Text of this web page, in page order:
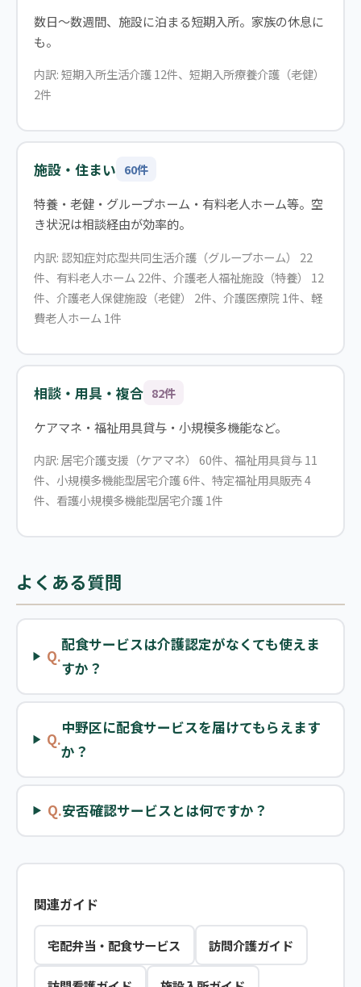
数日〜数週間、施設に泊まる短期入所。家族の休息に
も。
内訳: 短期入所生活介護 12件、短期入所療養介護（老健）
2件
施設・住まい 60件
特養・老健・グループホーム・有料老人ホーム等。空
き状況は相談経由が効率的。
内訳: 認知症対応型共同生活介護（グループホーム） 22
件、有料老人ホーム 22件、介護老人福祉施設（特養） 12
件、介護老人保健施設（老健） 2件、介護医療院 1件、軽
費老人ホーム 1件
相談・用具・複合 82件
ケアマネ・福祉用具貸与・小規模多機能など。
内訳: 居宅介護支援（ケアマネ） 60件、福祉用具貸与 11
件、小規模多機能型居宅介護 6件、特定福祉用具販売 4
件、看護小規模多機能型居宅介護 1件
よくある質問
Q.
配食サービスは介護認定がなくても使えま
すか？
Q.
中野区に配食サービスを届けてもらえます
か？
Q.安否確認サービスとは何ですか？
関連ガイド
宅配弁当・配食サービス 訪問介護ガイド